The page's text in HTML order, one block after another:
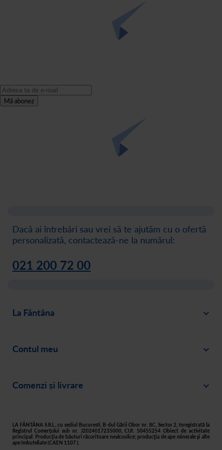
Mă abonez
Dacă ai întrebări sau vrei să te ajutăm cu o ofertă
personalizată, contactează-ne la numărul:
021 200 72 00
La Fântâna
Despre noi
Recomandă un prieten
Filtre apă acasă
Contul meu
Creează-ți cont
Asistență
Comenzi și livrare
Livrare
Retur
LA FÂNTÂNA S.R.L., cu sediul Bucuresti, B-dul Gării Obor nr. 8C, Sector 2, înregistrată la
Registrul Comerţului sub nr. J2024017235000, CUI: 50455254 Obiect de activitate
principal: Producţia de băuturi răcoritoare nealcoolice; producţia de ape minerale şi alte
ape îmbuteliate (CAEN 1107 ).